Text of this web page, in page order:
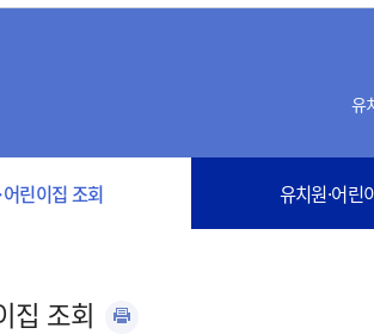
유
린이집 조회 유치원·어린
집 조회